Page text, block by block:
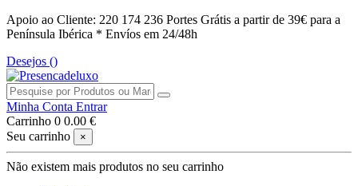
Apoio ao Cliente: 220 174 236 Portes Grátis a partir de 39€ para a
Península Ibérica * Envíos em 24/48h
Desejos ()
Minha Conta Entrar
Carrinho 0 0.00 €
Seu carrinho
×
Não existem mais produtos no seu carrinho